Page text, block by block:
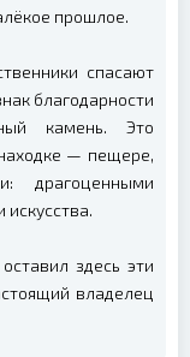
прошлое.
спасают
благодарности
камень. Это
— пещере,
драгоценными
здесь эти
владелец